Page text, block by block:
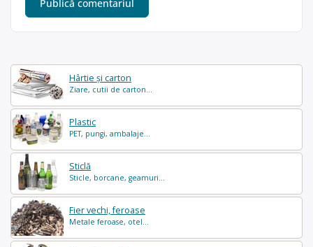
Hârtie și carton
Ziare, cutii de carton...
Plastic
PET, pungi, ambalaje...
Sticlă
Sticle, borcane, geamuri...
Fier vechi, feroase
Metale feroase, otel...